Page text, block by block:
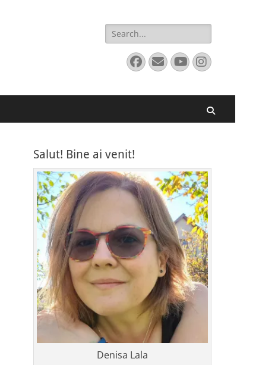
Search
for:
Facebook
EmailYouTube
Instagram
Salut! Bine ai venit!
Denisa Lala